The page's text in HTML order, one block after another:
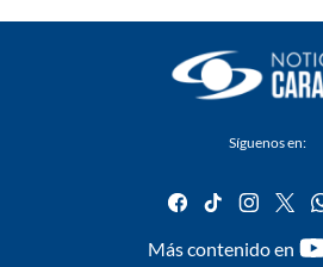
Síguenos en:
facebook
tiktok
Más contenido en